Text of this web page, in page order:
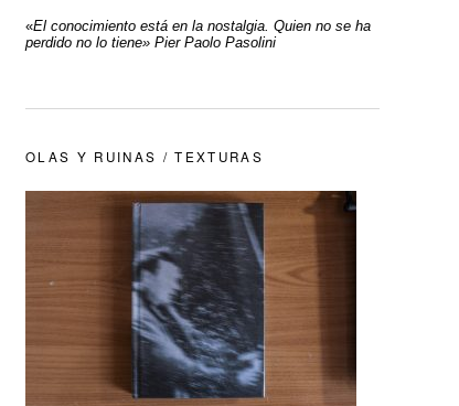
«El conocimiento está en la nostalgia. Quien no se ha
perdido no lo tiene» Pier Paolo Pasolini
OLAS Y RUINAS / TEXTURAS